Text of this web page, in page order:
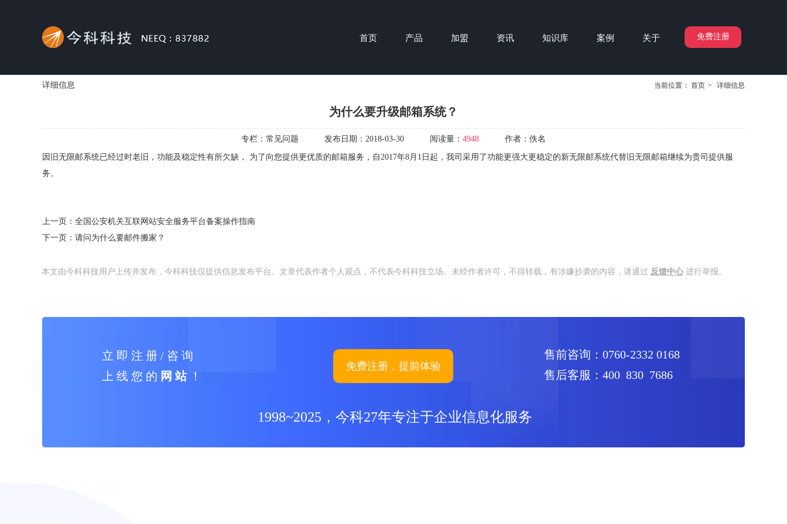
免费注册
首页 产品 加盟 资讯 知识库 案例 关于
详细信息 当前位置： 首页 > 详细信息
为什么要升级邮箱系统？
专栏： 常见问题 发布日期： 2018-03-30 阅读量： 4948 作者： 佚名
因旧无限邮系统已经过时老旧，功能及稳定性有所欠缺， 为了向您提供更优质的邮箱服务，自2017年8月1日起，我司采用了功能更强大更稳定的新无限邮系统代替旧无限邮箱继续为贵司提供服
务。
上一页： 全国公安机关互联网站安全服务平台备案操作指南
下一页： 请问为什么要邮件搬家？
本文由今科科技用户上传并发布，今科科技仅提供信息发布平台。文章代表作者个人观点，不代表今科科技立场。未经作者许可，不得转载，有涉嫌抄袭的内容，请通过 反馈中心进行举报。
售前咨询：0760-2332 0168
售后客服：400 830 7686
1998~2025，今科27年专注于企业信息化服务
立 即 注 册 / 咨 询
上 线 您 的 网 站！
免费注册，提前体验